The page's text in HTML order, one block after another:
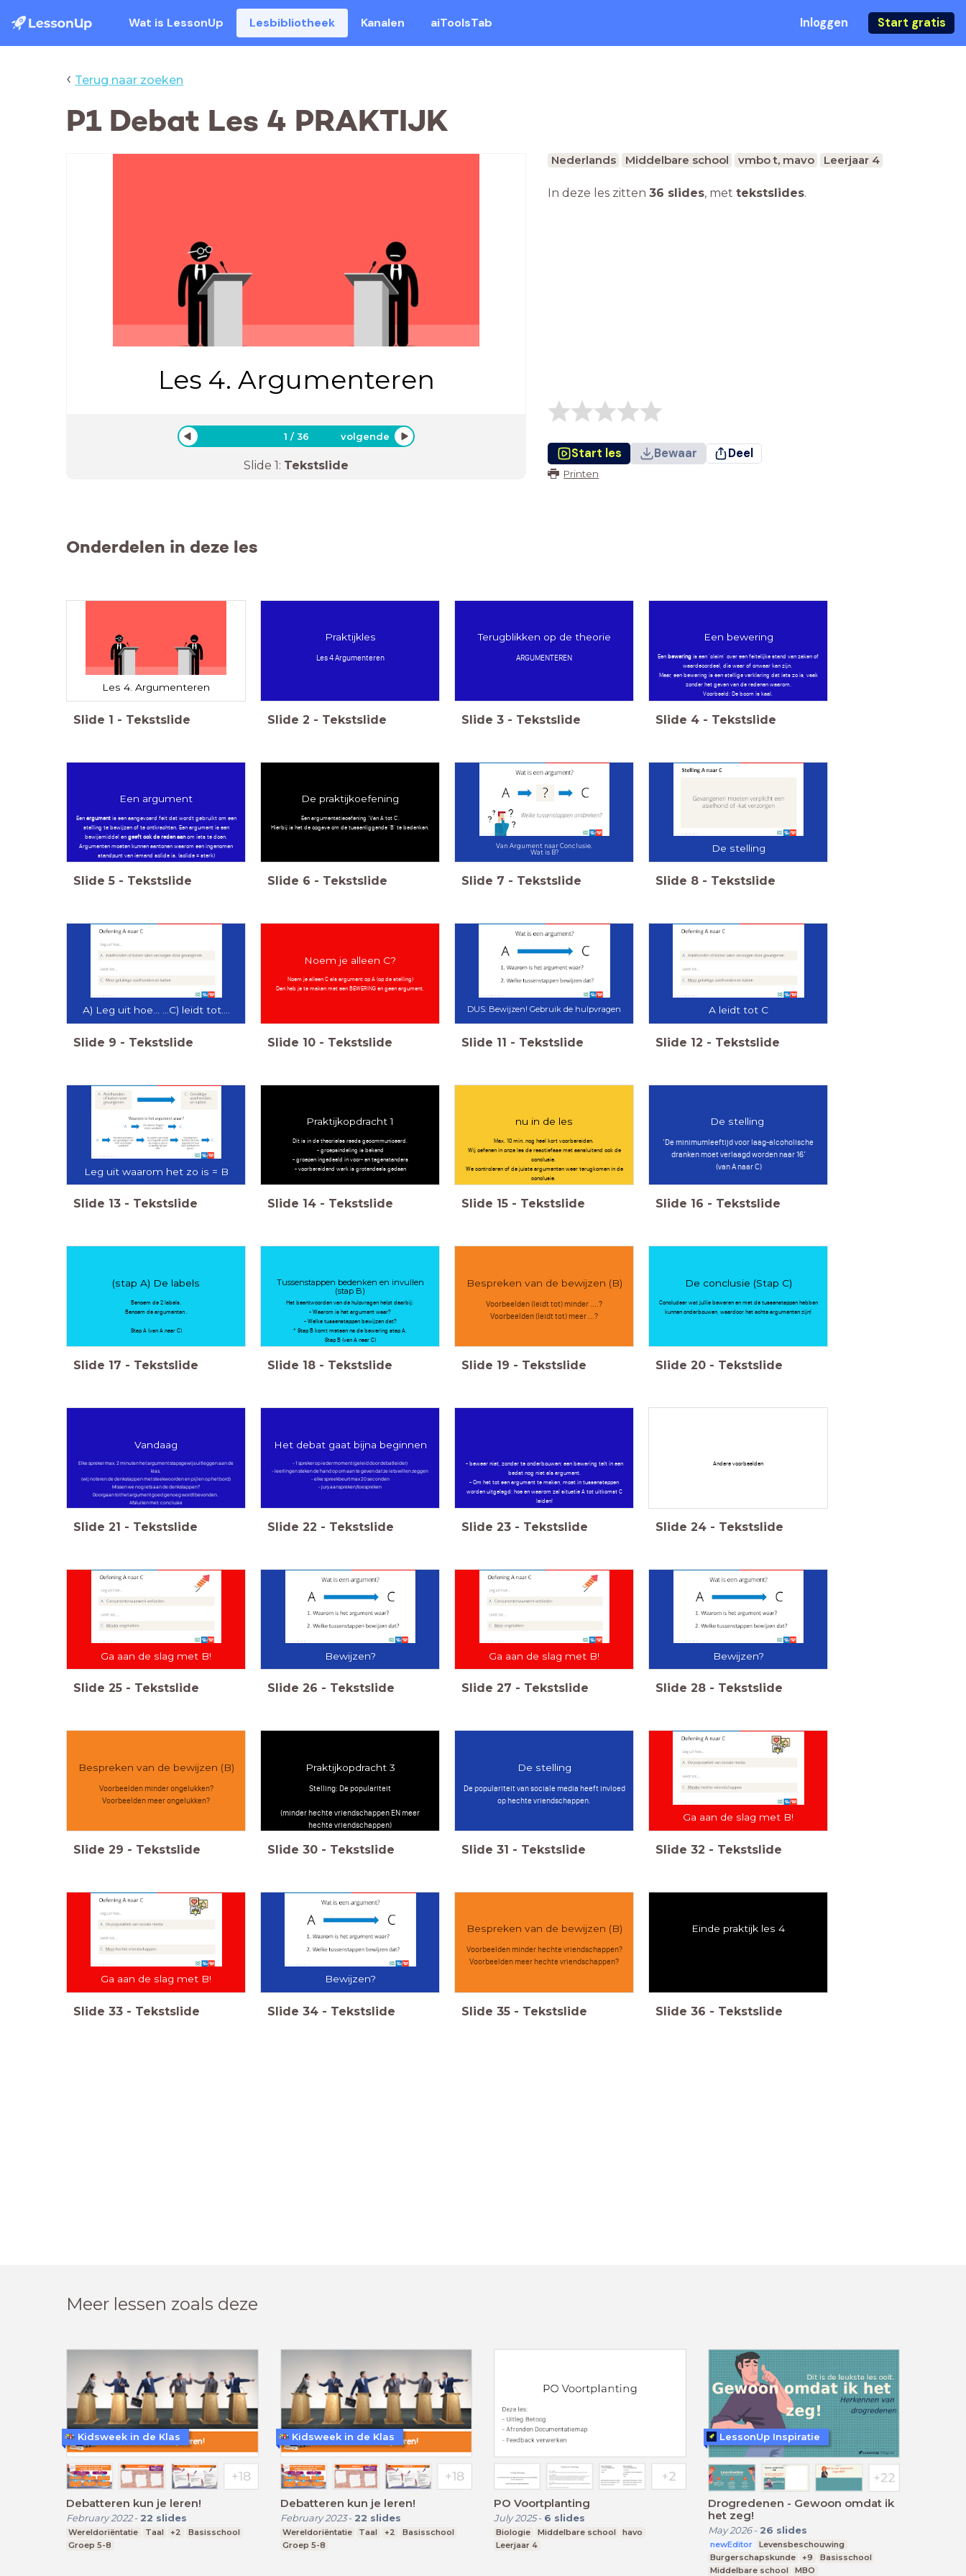
Wat is LessonUp Lesbibliotheek Kanalen aiToolsTab Inloggen Start gratis
‹ Terug naar zoeken
P1 Debat Les 4 PRAKTIJK
Les 4. Argumenteren
1 /36 volgende
Slide 1: Tekstslide
Nederlands Middelbare school vmbo t, mavo Leerjaar 4
In deze les zitten 36 slides, met tekstslides.
Start les Bewaar Deel
Printen
Onderdelen in deze les
Les 4. Argumenteren
Slide 1 - Tekstslide
Praktijkles
Les 4 Argumenteren
Slide 2 - Tekstslide
Terugblikken op de theorie
ARGUMENTEREN
Slide 3 - Tekstslide
Een bewering
Een bewering is een 'claim' over een feitelijke stand van zaken of
waardeoordeel, die waar of onwaar kan zijn.
Maar, een bewering is een stellige verklaring dat iets zo is, vaak
zonder het geven van de redenen waarom.
Voorbeeld: De boom is kaal.
Slide 4 - Tekstslide
Een argument
Een argument is een aangevoerd feit dat wordt gebruikt om een
stelling te bewijzen of te ontkrachten. Een argument is een
bewijsmiddel en geeft ook de reden aanom iets te doen.
Argumenten moeten kunnen aantonen waarom een ingenomen
standpunt van iemand solide is. (solide = sterk)
Slide 5 - Tekstslide
De praktijkoefening
Een argumentatieoefening 'Van A tot C'.
Hierbij is het de opgave om de tussenliggende 'B' te bedenken.
Slide 6 - Tekstslide
Van Argument naar Conclusie.
Wat is B?
Slide 7 - Tekstslide
De stelling
Slide 8 - Tekstslide
A) Leg uit hoe... ...C) leidt tot....
Slide 9 - Tekstslide
Noem je alleen C?
Noem je alleen C als argument op A (op de stelling)
Dan heb je te maken met een BEWERING en geen argument.
Slide 10 - Tekstslide
DUS: Bewijzen! Gebruik de hulpvragen
Slide 11 - Tekstslide
A leidt tot C
Slide 12 - Tekstslide
Leg uit waarom het zo is = B
Slide 13 - Tekstslide
Praktijkopdracht 1
Dit is in de theorieles reeds gecommuniceerd.
- groepsindeling is bekend
- groepen ingedeeld in voor- en tegenstanders
- voorbereidend werk is grotendeels gedaan
Slide 14 - Tekstslide
nu in de les
Max. 10 min. nog heel kort voorbereiden.
Wij oefenen in onze les de reactiefase met aansluitend ook de
conclusie.
We controleren of de juiste argumenten weer terugkomen in de
conclusie.
Slide 15 - Tekstslide
De stelling
‘De minimumleeftijd voor laag-alcoholische
dranken moet verlaagd worden naar 16’
(van A naar C)
Slide 16 - Tekstslide
(stap A) De labels
Benoem de 2 labels.
Benoem de argumenten .
Stap A (van A naar C)
Slide 17 - Tekstslide
Tussenstappen bedenken en invullen
(stap B)
Het beantwoorden van de hulpvragen helpt daarbij:
- Waarom is het argument waar?
- Welke tussenstappen bewijzen dat?
* Stap B komt meteen na de bewering stap A.
Stap B (van A naar C)
Slide 18 - Tekstslide
Bespreken van de bewijzen (B)
Voorbeelden (leidt tot) minder ....?
Voorbeelden (leidt tot) meer ...?
Slide 19 - Tekstslide
De conclusie (Stap C)
Concludeer wat jullie beweren en met de tussenstappen hebben
kunnen onderbouwen, waardoor het echte argumenten zijn!
Slide 20 - Tekstslide
Vandaag
Elke spreker max. 2 minuten het argument stapsgewijs uitleggen aan de
klas.
(wij noteren de denkstappen met steekwoorden en pijlen op het bord)
Missen we nog iets aan de denkstappen?
Doorgaan tot het argument goed genoeg wordt bevonden.
Afsluiten met: conclusie
Slide 21 - Tekstslide
Het debat gaat bijna beginnen
- 1 spreker op ieder moment (geleid door debatleider)
- leerlingen steken de hand op om aan te geven dat ze iets willen zeggen
- elke spreekbeurt max 20 seconden
- jury aanspreken/toespreken
Slide 22 - Tekstslide
- beweer niet, zonder te onderbouwen: een bewering telt in een
bedat nog niet als argument.
- Om het tot een argument te maken, moet in tussenstappen
worden uitgelegd: hoe en waarom zal situatie A tot uitkomst C
leiden!
Slide 23 - Tekstslide
Andere voorbeelden
Slide 24 - Tekstslide
Ga aan de slag met B!
Slide 25 - Tekstslide
Bewijzen?
Slide 26 - Tekstslide
Ga aan de slag met B!
Slide 27 - Tekstslide
Bewijzen?
Slide 28 - Tekstslide
Bespreken van de bewijzen (B)
Voorbeelden minder ongelukken?
Voorbeelden meer ongelukken?
Slide 29 - Tekstslide
Praktijkopdracht 3
Stelling: De populariteit
(minder hechte vriendschappen EN meer
hechte vriendschappen)
Slide 30 - Tekstslide
De stelling
De populariteit van sociale media heeft invloed
op hechte vriendschappen.
Slide 31 - Tekstslide
Ga aan de slag met B!
Slide 32 - Tekstslide
Ga aan de slag met B!
Slide 33 - Tekstslide
Bewijzen?
Slide 34 - Tekstslide
Bespreken van de bewijzen (B)
Voorbeelden minder hechte vriendschappen?
Voorbeelden meer hechte vriendschappen?
Slide 35 - Tekstslide
Einde praktijk les 4
Slide 36 - Tekstslide
Meer lessen zoals deze
Debatteren kun je leren!
February 2022- 22 slides
Wereldoriëntatie Taal +2
Basisschool
Groep 5-8
Kidsweek in de Klas
Debatteren kun je leren!
February 2023- 22 slides
Wereldoriëntatie Taal +2
Basisschool
Groep 5-8
Kidsweek in de Klas
PO Voortplanting
July 2025- 6 slides
Biologie Middelbare school
havo
Leerjaar 4
Drogredenen - Gewoon omdat ik
het zeg!
May 2026- 26 slides
newEditor
Levensbeschouwing
Burgerschapskunde
+9
Basisschool
Middelbare school
MBO
LessonUp Inspiratie